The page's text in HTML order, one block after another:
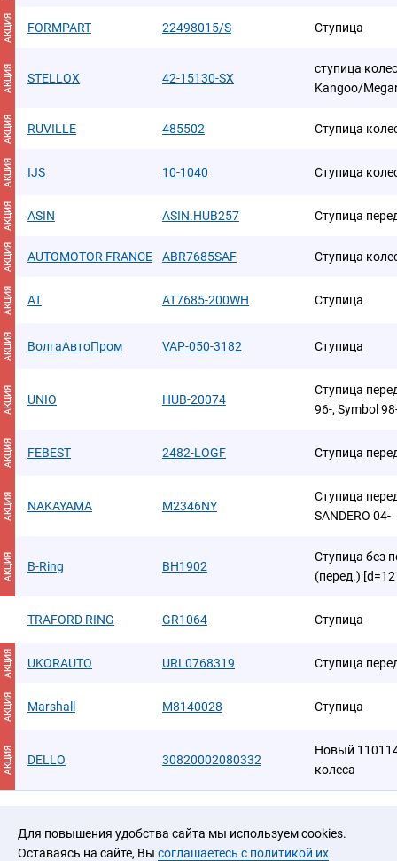
Для повышения удобства сайта мы используем cookies.
Оставаясь на сайте, Вы соглашаетесь с политикой их
АКЦИЯ FORMPART 22498015/S Ступица
АКЦИЯ STELLOX 42-15130-SX
ступица
Kangoo/
АКЦИЯ RUVILLE 485502 Ступица
АКЦИЯ IJS 10-1040 Ступица
АКЦИЯ ASIN ASIN.HUB257 Ступица
АКЦИЯ AUTOMOTOR FRANCE ABR7685SAF Ступица
АКЦИЯ AT AT7685-200WH Ступица
АКЦИЯ ВолгаАвтоПром VAP-050-3182 Ступица
АКЦИЯ UNIO HUB-20074
Ступица
96-, Symbol
АКЦИЯ FEBEST 2482-LOGF Ступица
АКЦИЯ NAKAYAMA M2346NY
Ступица
SANDERO 04-
АКЦИЯ B-Ring BH1902
Ступица без
(перед.)
TRAFORD RING GR1064 Ступица
АКЦИЯ UKORAUTO URL0768319 Ступица
АКЦИЯ Marshall M8140028 Ступица
АКЦИЯ DELLO 30820002080332
Новый
колеса